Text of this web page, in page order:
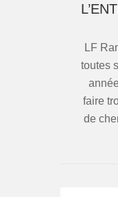
LF
toutes
faire
de